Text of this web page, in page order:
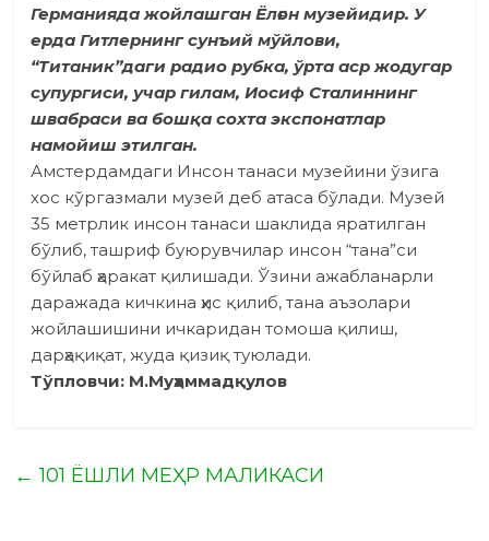
Германияда жойлашган Ёлғон музейидир. У
ерда Гитлернинг сунъий мўйлови,
“Титаник”даги радио рубка, ўрта аср жодугар
супургиси, учар гилам, Иосиф Сталиннинг
швабраси ва бошқа сохта экспонатлар
намойиш этилган.
Амстердамдаги Инсон танаси музейини ўзига
хос кўргазмали музей деб атаса бўлади. Музей
35 метрлик инсон танаси шаклида яратилган
бўлиб, ташриф буюрувчилар инсон “тана”си
бўйлаб ҳаракат қилишади. Ўзини ажабланарли
даражада кичкина ҳис қилиб, тана аъзолари
жойлашишини ичкаридан томоша қилиш,
дарҳақиқат, жуда қизиқ туюлади.
Тўпловчи: М.Муҳаммадқулов
← 101 ЁШЛИ МЕҲР МАЛИКАСИ